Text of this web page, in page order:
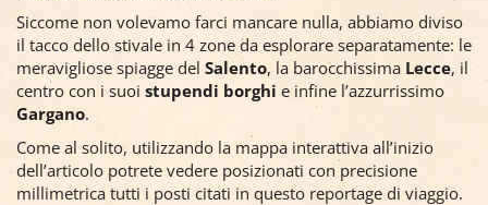
Siccome non volevamo farci mancare nulla, abbiamo diviso
il tacco dello stivale in 4 zone da esplorare separatamente: le
meravigliose spiagge del Salento, la barocchissima Lecce, il
centro con i suoi stupendi borghi e infine l’azzurrissimo
Gargano.
Come al solito, utilizzando la mappa interattiva all’inizio
dell’articolo potrete vedere posizionati con precisione
millimetrica tutti i posti citati in questo reportage di viaggio.